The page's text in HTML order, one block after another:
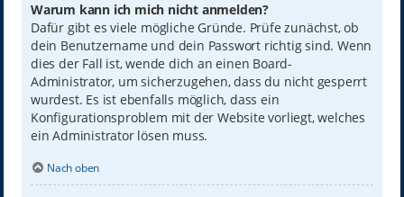
Warum kann ich mich nicht anmelden?
Dafür gibt es viele mögliche Gründe. Prüfe zunächst, ob
dein Benutzername und dein Passwort richtig sind. Wenn
dies der Fall ist, wende dich an einen Board-
Administrator, um sicherzugehen, dass du nicht gesperrt
wurdest. Es ist ebenfalls möglich, dass ein
Konfigurationsproblem mit der Website vorliegt, welches
ein Administrator lösen muss.
Nach oben